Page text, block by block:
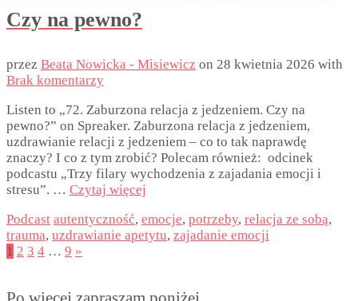
Czy na pewno?
przez Beata Nowicka - Misiewicz on 28 kwietnia 2026 with
Brak komentarzy
Listen to „72. Zaburzona relacja z jedzeniem. Czy na
pewno?” on Spreaker. Zaburzona relacja z jedzeniem,
uzdrawianie relacji z jedzeniem – co to tak naprawdę
znaczy? I co z tym zrobić? Polecam również: odcinek
podcastu „Trzy filary wychodzenia z zajadania emocji i
stresu”. … Czytaj więcej
Podcast autentyczność, emocje, potrzeby, relacja ze sobą,
trauma, uzdrawianie apetytu, zajadanie emocji
1 2 3 4 … 9 »